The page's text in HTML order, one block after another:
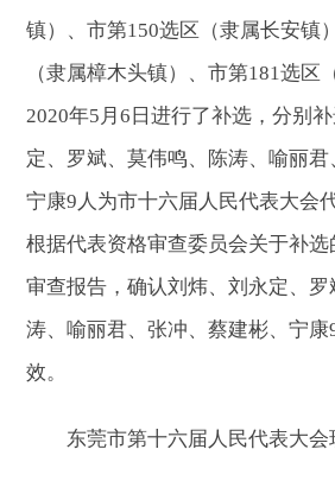
镇）、市第150选区（隶属长安镇
（隶属樟木头镇）、市第181选区
2020年5月6日进行了补选，分别
定、罗斌、莫伟鸣、陈涛、喻丽君
宁康9人为市十六届人民代表大会
根据代表资格审查委员会关于补
审查报告，确认刘炜、刘永定、
涛、喻丽君、张冲、蔡建彬、宁
效。
东莞市第十六届人民代表大会